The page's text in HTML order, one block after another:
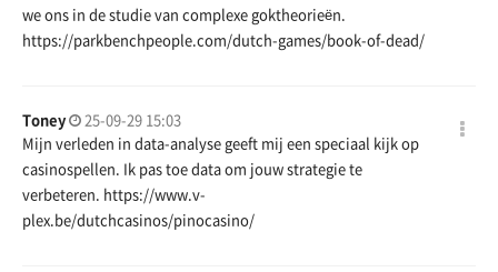
we ons in de studie van complexe goktheorieën.
https://parkbenchpeople.com/dutch-games/book-of-dead/
Toney
25-09-29 15:03
Mijn verleden in data-analyse geeft mij een speciaal kijk op
casinospellen. Ik pas toe data om jouw strategie te
verbeteren. https://www.v-
plex.be/dutchcasinos/pinocasino/